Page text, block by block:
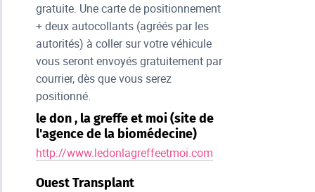
gratuite. Une carte de positionnement
+ deux autocollants (agréés par les
autorités) à coller sur votre véhicule
vous seront envoyés gratuitement par
courrier, dès que vous serez
positionné.
le don , la greffe et moi (site de
l'agence de la biomédecine)
http://www.ledonlagreffeetmoi.com
Ouest Transplant